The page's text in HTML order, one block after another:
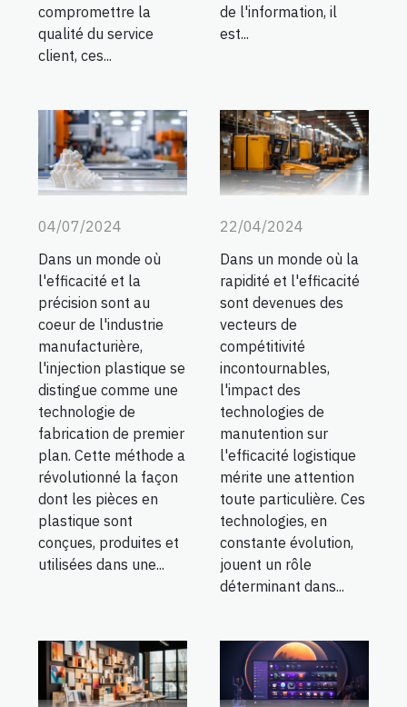
compromettre la
qualité du service
client, ces...
de l'information, il
est...
04/07/2024
Dans un monde où
l'efficacité et la
précision sont au
coeur de l'industrie
manufacturière,
l'injection plastique se
distingue comme une
technologie de
fabrication de premier
plan. Cette méthode a
révolutionné la façon
dont les pièces en
plastique sont
conçues, produites et
utilisées dans une...
22/04/2024
Dans un monde où la
rapidité et l'efficacité
sont devenues des
vecteurs de
compétitivité
incontournables,
l'impact des
technologies de
manutention sur
l'efficacité logistique
mérite une attention
toute particulière. Ces
technologies, en
constante évolution,
jouent un rôle
déterminant dans...